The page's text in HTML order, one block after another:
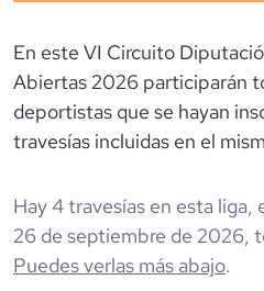
En este VI Circuito
Abiertas 2026 participarán
deportistas que se hayan
travesías incluidas en el
Hay4travesías en esta liga,
26 de septiembre de 2026,
Puedes verlas más abajo.